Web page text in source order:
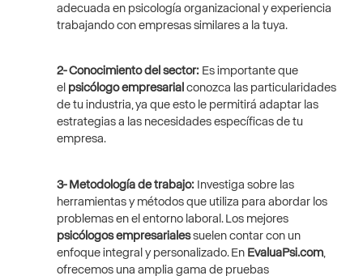
adecuada en psicología organizacional y experiencia
trabajando con empresas similares a la tuya.
2- Conocimiento del sector: Es importante que
el psicólogo empresarial conozca las particularidades
de tu industria, ya que esto le permitirá adaptar las
estrategias a las necesidades específicas de tu
empresa.
3- Metodología de trabajo: Investiga sobre las
herramientas y métodos que utiliza para abordar los
problemas en el entorno laboral. Los mejores
psicólogos empresarialessuelen contar con un
enfoque integral y personalizado. En EvaluaPsi.com
ofrecemos una amplia gama de pruebas